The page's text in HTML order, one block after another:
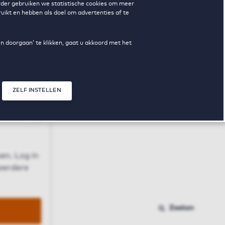
gebruiken we statistische cookies om meer
en hebben als doel om advertenties af te
doorgaan’ te klikken, gaat u akkoord met het
ZELF INSTELLEN
Log in
Zoeken